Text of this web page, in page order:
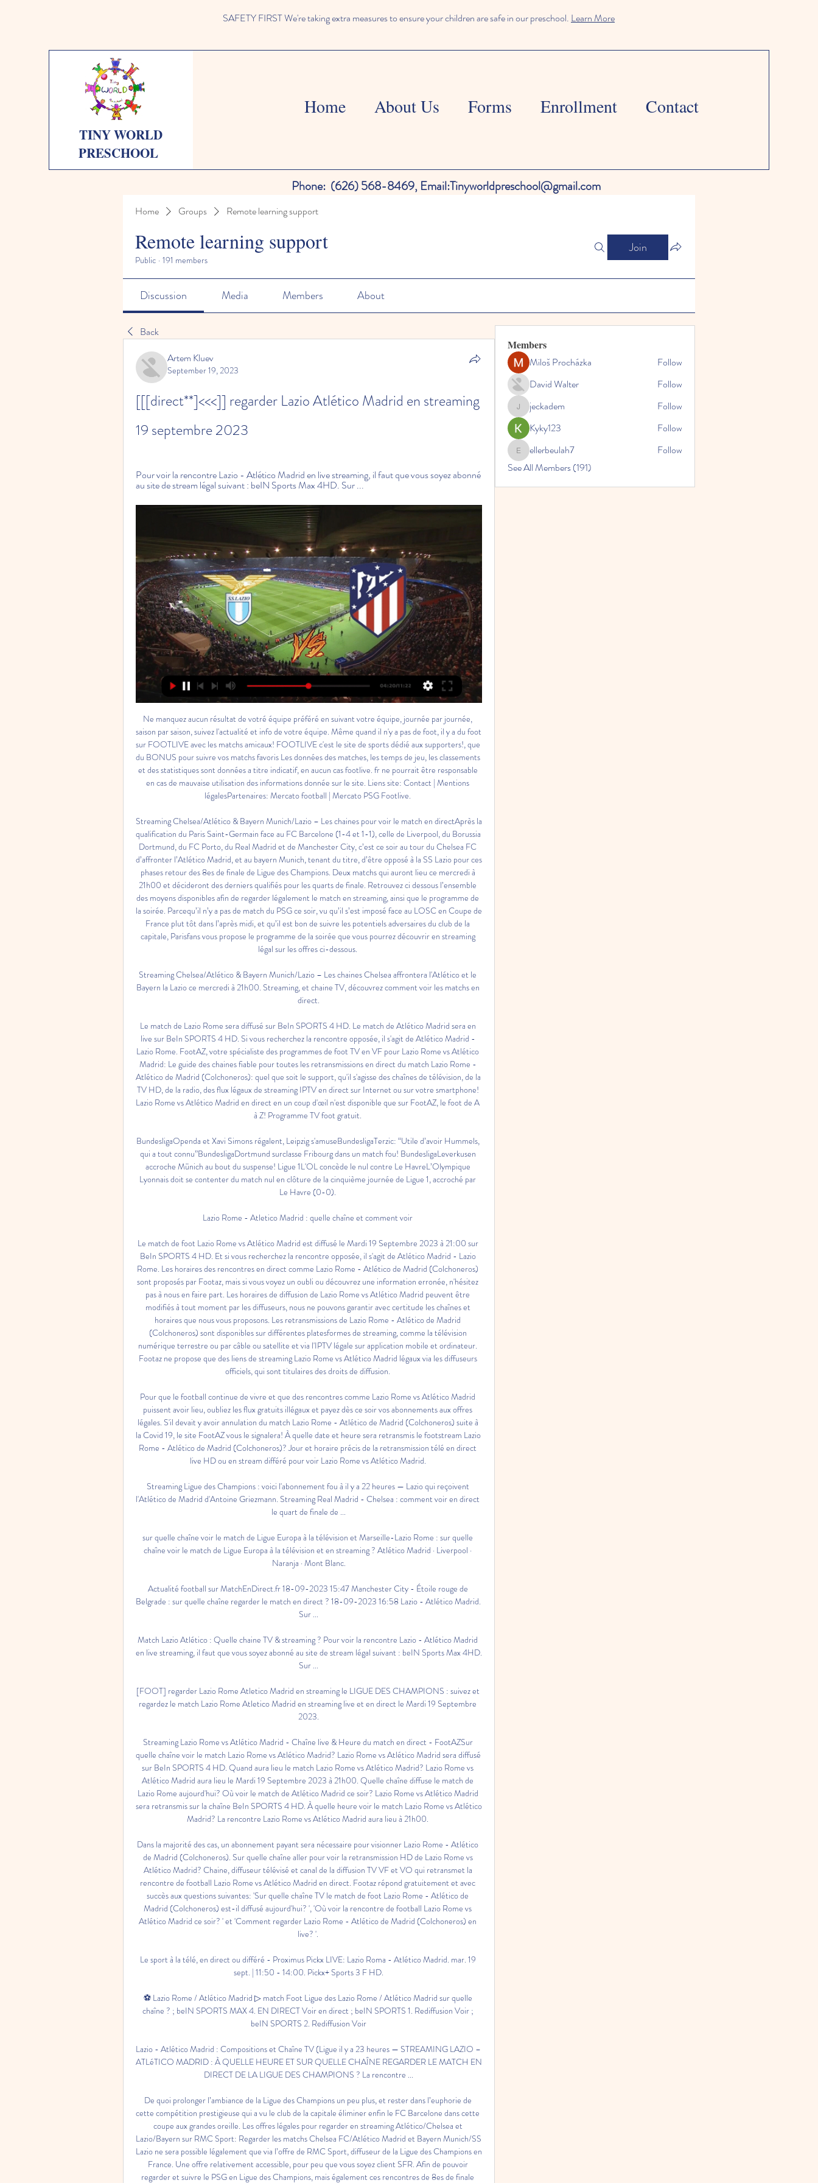
SAFETY FIRST We're taking extra measures to ensure your children are safe in our preschool. Learn More
TINY WORLD
PRESCHOOL
Home About Us Forms Enrollment Contact
Phone: (626) 568-8469, Email:Tinyworldpreschool@gmail.com
Home Groups Remote learning support
Remote learning support
Public · 191 members
Join
Discussion Media Members About
Back
Artem Kluev
September 19, 2023
[[[direct**]<<<]] regarder Lazio Atlético Madrid en streaming
19 septembre 2023
Pour voir la rencontre Lazio - Atlético Madrid en live streaming, il faut que vous soyez abonné
au site de stream légal suivant : beIN Sports Max 4HD. Sur ...
Ne manquez aucun résultat de votré équipe préféré en suivant votre équipe, journée par journée, saison par saison, suivez l'actualité et info de votre équipe. Même quand il n'y a pas de foot, il y a du foot sur FOOTLIVE avec les matchs amicaux! FOOTLIVE c'est le site de sports dédié aux supporters!, que du BONUS pour suivre vos matchs favoris Les données des matches, les temps de jeu, les classements et des statistiques sont données a titre indicatif, en aucun cas footlive. fr ne pourrait être responsable en cas de mauvaise utilisation des informations donnée sur le site. Liens site: Contact | Mentions légalesPartenaires: Mercato football | Mercato PSG Footlive. 

Streaming Chelsea/Atlético & Bayern Munich/Lazio – Les chaines pour voir le match en directAprès la qualification du Paris Saint-Germain face au FC Barcelone (1-4 et 1-1), celle de Liverpool, du Borussia Dortmund, du FC Porto, du Real Madrid et de Manchester City, c’est ce soir au tour du Chelsea FC d’affronter l’Atlético Madrid, et au bayern Munich, tenant du titre, d’être opposé à la SS Lazio pour ces phases retour des 8es de finale de Ligue des Champions. Deux matchs qui auront lieu ce mercredi à 21h00 et décideront des derniers qualifiés pour les quarts de finale. Retrouvez ci dessous l’ensemble des moyens disponibles afin de regarder légalement le match en streaming, ainsi que le programme de la soirée. Parcequ’il n’y a pas de match du PSG ce soir, vu qu’il s’est imposé face au LOSC en Coupe de France plut tôt dans l’après midi, et qu’il est bon de suivre les potentiels adversaires du club de la capitale, Parisfans vous propose le programme de la soirée que vous pourrez découvrir en streaming légal sur les offres ci-dessous. 

Streaming Chelsea/Atlético & Bayern Munich/Lazio – Les chaines Chelsea affrontera l'Atlético et le Bayern la Lazio ce mercredi à 21h00. Streaming, et chaine TV, découvrez comment voir les matchs en direct.

Le match de Lazio Rome sera diffusé sur BeIn SPORTS 4 HD. Le match de Atlético Madrid sera en live sur BeIn SPORTS 4 HD. Si vous recherchez la rencontre opposée, il s'agit de Atlético Madrid - Lazio Rome. FootAZ, votre spécialiste des programmes de foot TV en VF pour Lazio Rome vs Atlético Madrid: Le guide des chaines fiable pour toutes les retransmissions en direct du match Lazio Rome - Atlético de Madrid (Colchoneros): quel que soit le support, qu'il s'agisse des chaînes de télévision, de la TV HD, de la radio, des flux légaux de streaming IPTV en direct sur Internet ou sur votre smartphone! Lazio Rome vs Atlético Madrid en direct en un coup d'œil n'est disponible que sur FootAZ, le foot de A à Z! Programme TV foot gratuit. 

BundesligaOpenda et Xavi Simons régalent, Leipzig s'amuseBundesligaTerzic: “Utile d’avoir Hummels, qui a tout connu”BundesligaDortmund surclasse Fribourg dans un match fou! BundesligaLeverkusen accroche Münich au bout du suspense! Ligue 1L'OL concède le nul contre Le HavreL’Olympique Lyonnais doit se contenter du match nul en clôture de la cinquième journée de Ligue 1, accroché par Le Havre (0-0). 

Lazio Rome - Atletico Madrid : quelle chaîne et comment voir 

Le match de foot Lazio Rome vs Atlético Madrid est diffusé le Mardi 19 Septembre 2023 à 21:00 sur BeIn SPORTS 4 HD. Et si vous recherchez la rencontre opposée, il s'agit de Atlético Madrid - Lazio Rome. Les horaires des rencontres en direct comme Lazio Rome - Atlético de Madrid (Colchoneros) sont proposés par Footaz, mais si vous voyez un oubli ou découvrez une information erronée, n'hésitez pas à nous en faire part. Les horaires de diffusion de Lazio Rome vs Atlético Madrid peuvent être modifiés à tout moment par les diffuseurs, nous ne pouvons garantir avec certitude les chaînes et horaires que nous vous proposons. Les retransmissions de Lazio Rome - Atlético de Madrid (Colchoneros) sont disponibles sur différentes platesformes de streaming, comme la télévision numérique terrestre ou par câble ou satellite et via l'IPTV légale sur application mobile et ordinateur. Footaz ne propose que des liens de streaming Lazio Rome vs Atlético Madrid légaux via les diffuseurs officiels, qui sont titulaires des droits de diffusion. 

Pour que le football continue de vivre et que des rencontres comme Lazio Rome vs Atlético Madrid puissent avoir lieu, oubliez les flux gratuits illégaux et payez dès ce soir vos abonnements aux offres légales. S'il devait y avoir annulation du match Lazio Rome - Atlético de Madrid (Colchoneros) suite à la Covid 19, le site FootAZ vous le signalera! À quelle date et heure sera retransmis le footstream Lazio Rome - Atlético de Madrid (Colchoneros)? Jour et horaire précis de la retransmission télé en direct live HD ou en stream différé pour voir Lazio Rome vs Atlético Madrid. 

Streaming Ligue des Champions : voici l'abonnement fou à il y a 22 heures — Lazio qui reçoivent l'Atlético de Madrid d'Antoine Griezmann. Streaming Real Madrid - Chelsea : comment voir en direct le quart de finale de ...

sur quelle chaîne voir le match de Ligue Europa à la télévision et Marseille-Lazio Rome : sur quelle chaîne voir le match de Ligue Europa à la télévision et en streaming ? Atlético Madrid · Liverpool · Naranja · Mont Blanc.

Actualité football sur MatchEnDirect.fr 18-09-2023 15:47 Manchester City - Étoile rouge de Belgrade : sur quelle chaîne regarder le match en direct ? 18-09-2023 16:58 Lazio - Atlético Madrid. Sur ...

Match Lazio Atlético : Quelle chaine TV & streaming ? Pour voir la rencontre Lazio - Atlético Madrid en live streaming, il faut que vous soyez abonné au site de stream légal suivant : beIN Sports Max 4HD. Sur ...

[FOOT] regarder Lazio Rome Atletico Madrid en streaming le LIGUE DES CHAMPIONS : suivez et regardez le match Lazio Rome Atletico Madrid en streaming live et en direct le Mardi 19 Septembre 2023.

Streaming Lazio Rome vs Atlético Madrid - Chaîne live & Heure du match en direct - FootAZSur quelle chaîne voir le match Lazio Rome vs Atlético Madrid? Lazio Rome vs Atlético Madrid sera diffusé sur BeIn SPORTS 4 HD. Quand aura lieu le match Lazio Rome vs Atlético Madrid? Lazio Rome vs Atlético Madrid aura lieu le Mardi 19 Septembre 2023 à 21h00. Quelle chaîne diffuse le match de Lazio Rome aujourd'hui? Où voir le match de Atlético Madrid ce soir? Lazio Rome vs Atlético Madrid sera retransmis sur la chaîne BeIn SPORTS 4 HD. À quelle heure voir le match Lazio Rome vs Atlético Madrid? La rencontre Lazio Rome vs Atlético Madrid aura lieu à 21h00. 

Dans la majorité des cas, un abonnement payant sera nécessaire pour visionner Lazio Rome - Atlético de Madrid (Colchoneros). Sur quelle chaîne aller pour voir la retransmission HD de Lazio Rome vs Atlético Madrid? Chaine, diffuseur télévisé et canal de la diffusion TV VF et VO qui retransmet la rencontre de football Lazio Rome vs Atlético Madrid en direct. Footaz répond gratuitement et avec succès aux questions suivantes: 'Sur quelle chaîne TV le match de foot Lazio Rome - Atlético de Madrid (Colchoneros) est-il diffusé aujourd'hui? ', 'Où voir la rencontre de football Lazio Rome vs Atlético Madrid ce soir? ' et 'Comment regarder Lazio Rome - Atlético de Madrid (Colchoneros) en live? '. 

Le sport à la télé, en direct ou différé - Proximus Pickx LIVE: Lazio Roma - Atlético Madrid. mar. 19 sept. | 11:50 - 14:00. Pickx+ Sports 3 F HD.

⚽ Lazio Rome / Atlético Madrid ▷ match Foot Ligue des Lazio Rome / Atlético Madrid sur quelle chaîne ? ; beIN SPORTS MAX 4. EN DIRECT Voir en direct ; beIN SPORTS 1. Rediffusion Voir ; beIN SPORTS 2. Rediffusion Voir

Lazio - Atlético Madrid : Compositions et Chaîne TV (Ligue il y a 23 heures — STREAMING LAZIO – ATLéTICO MADRID : À QUELLE HEURE ET SUR QUELLE CHAÎNE REGARDER LE MATCH EN DIRECT DE LA LIGUE DES CHAMPIONS ? La rencontre ...

De quoi prolonger l’ambiance de la Ligue des Champions un peu plus, et rester dans l’euphorie de cette compétition prestigieuse qui a vu le club de la capitale éliminer enfin le FC Barcelone dans cette coupe aux grandes oreille. Les offres légales pour regarder en streaming Atlético/Chelsea et Lazio/Bayern sur RMC Sport: Regarder les matchs Chelsea FC/Atlético Madrid et Bayern Munich/SS Lazio ne sera possible légalement que via l’offre de RMC Sport, diffuseur de la Ligue des Champions en France. Une offre relativement accessible, pour peu que vous soyez client SFR. Afin de pouvoir regarder et suivre le PSG en Ligue des Champions, mais également ces rencontres de 8es de finale aller, il vous suffira de souscrire à l’option RMC Sport à 9€ mensuel si vous êtes client fox, fibre ou mobile chez SFR. Pour les autres, il faudra casser un peu plus le porte monnaie puisque le pack sera à 19€00/mois avec un engagement d’une année, ou 25€00/mois sans engagement. 

Morata : "Je meurs d'envie de gagner des titres avec ce maillot" 0:42À la veille de disputer le premier match de la saison en Ligue des champions face à la Lazio, l'attaquant de l'Atlético Madrid, ...Orange Sport · Il y a 1 jour

Chaîne étrangère gratuite qui diffuse la Ligue des Champions 2 sept. 2023 — Lazio - Atlético Madrid : 21h; FC Barcelone - Antwerp : 21h; Feyenoord Cela vous permettra de regarder en streaming français la ligue des ...

Les Bretons sont 4e de Ligue 2. Ligue 2Saint-Etienne frappe un gros coup à Caen! Serie ARadonjic brille, Torino écrase la SalernitanaLe Torino s'est imposé sur le terrain de la Salernitana en clôture de cette journée de Serie A grâce à un doublé de l'ancien Marseillais Nemanja Radonjic qui a bien cru inscrire un triplé avant que son dernier but soit refusé pour hors-jeu (3-0). Serie AL'AS Roma humilie Empoli 7-0! Serie ALa Fiorentina domine l'Atalanta BergameSerie AL'Inter humilie l'AC Milan avec un grand Thuram! Serie AMarcus Thuram: "Ce n'est que le début de saison"Serie ANaples se sauve de justesse à GênesLa LigaLa Masterclass de Kubo face au Real MadridMalgré la défaite de la Real Sociedad sur la pelouse du Santiago Bernabeu ce dimanche (2-1), Takefusa Kobu, dit "Take", a réalisé une véritable masterclass sous le ma
Members
Miloš Procházka
Follow
David Walter
Follow
jeckadem
jeckadem
Follow
Kyky123
Follow
ellerbeulah7
ellerbeulah7
Follow
See All Members (191)